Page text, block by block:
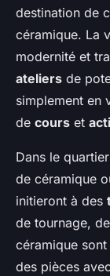
destination de
céramique. La
modernité et
ateliers de
simplement en
de cours et
Dans le
de céramique
initieront à des
de tournage,
céramique
des pièces